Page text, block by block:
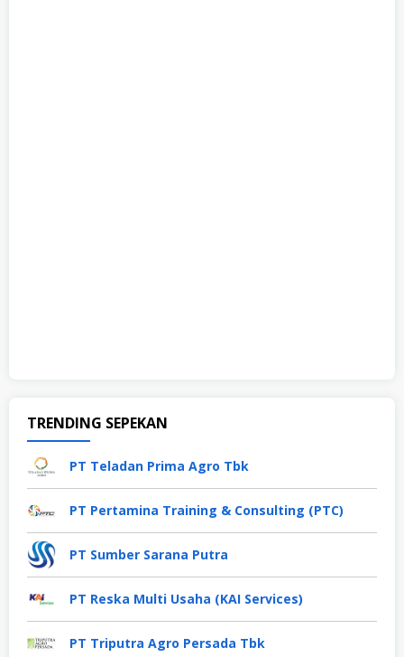
TRENDING SEPEKAN
PT Teladan Prima Agro Tbk
PT Pertamina Training & Consulting (PTC)
PT Sumber Sarana Putra
PT Reska Multi Usaha (KAI Services)
PT Triputra Agro Persada Tbk